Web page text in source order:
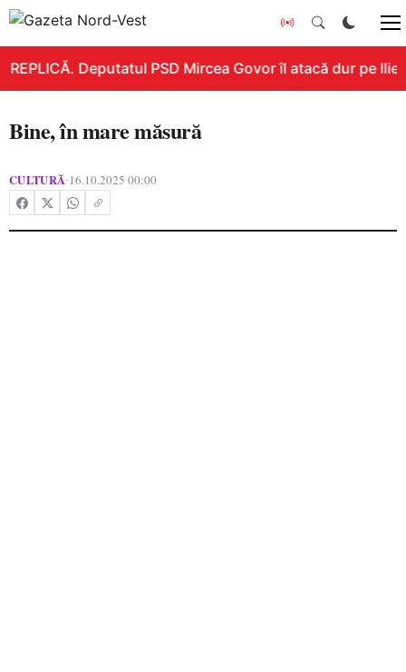
REPLICĂ. Deputatul PSD Mircea Govor îl atacă dur pe
Bine, în mare măsură
CULTURĂ•16.10.2025 00:00